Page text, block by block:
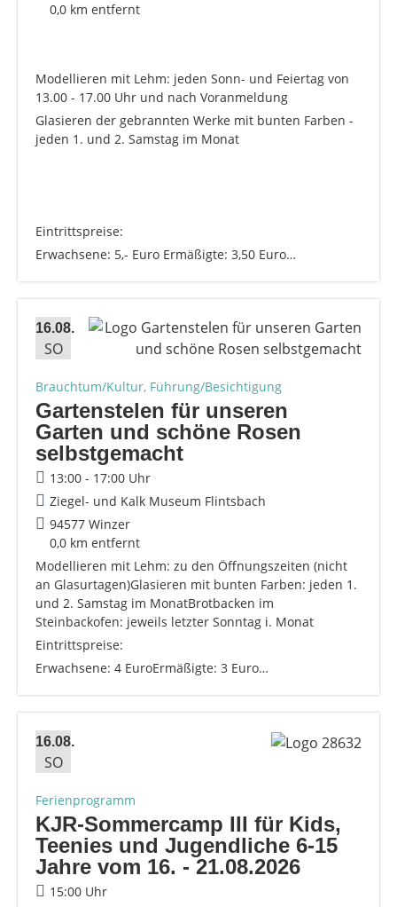
0,0 km entfernt
Modellieren mit Lehm: jeden Sonn- und Feiertag von
13.00 - 17.00 Uhr und nach Voranmeldung
Glasieren der gebrannten Werke mit bunten Farben -
jeden 1. und 2. Samstag im Monat
Eintrittspreise:
Erwachsene: 5,- Euro Ermäßigte: 3,50 Euro…
16.08.
SO
Brauchtum/Kultur, Führung/Besichtigung
Gartenstelen für unseren
Garten und schöne Rosen
selbstgemacht
13:00 - 17:00 Uhr
Ziegel- und Kalk Museum Flintsbach
94577 Winzer
0,0 km entfernt
Modellieren mit Lehm: zu den Öffnungszeiten (nicht
an Glasurtagen)Glasieren mit bunten Farben: jeden 1.
und 2. Samstag im MonatBrotbacken im
Steinbackofen: jeweils letzter Sonntag i. Monat
Eintrittspreise:
Erwachsene: 4 EuroErmäßigte: 3 Euro…
16.08.
SO
Ferienprogramm
KJR-Sommercamp III für Kids,
Teenies und Jugendliche 6-15
Jahre vom 16. - 21.08.2026
15:00 Uhr